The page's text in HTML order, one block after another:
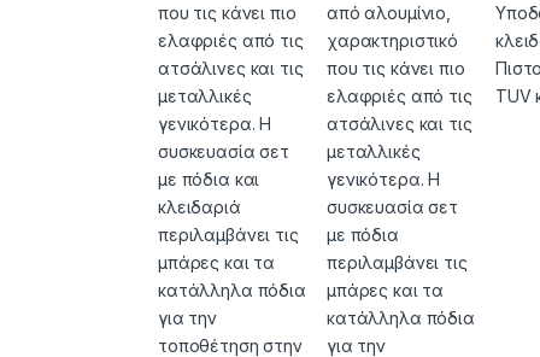
που τις κάνει πιο
ελαφριές από τις
ατσάλινες και τις
μεταλλικές
γενικότερα. Η
συσκευασία σετ
με πόδια και
κλειδαριά
περιλαμβάνει τις
μπάρες και τα
κατάλληλα πόδια
για την
τοποθέτηση στην
από αλουμίνιο,
χαρακτηριστικό
που τις κάνει πιο
ελαφριές από τις
ατσάλινες και τις
μεταλλικές
γενικότερα. Η
συσκευασία σετ
με πόδια
περιλαμβάνει τις
μπάρες και τα
κατάλληλα πόδια
για την
TUV